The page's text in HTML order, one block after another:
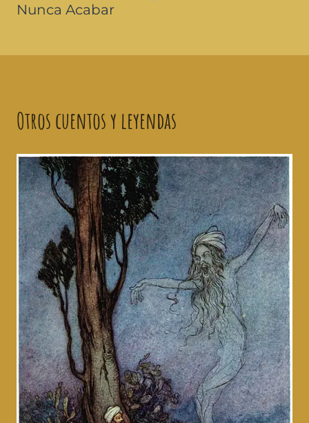
Nunca Acabar
Otros cuentos y leyendas